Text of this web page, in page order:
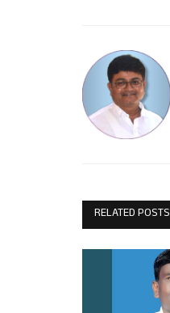
RELATED POSTS